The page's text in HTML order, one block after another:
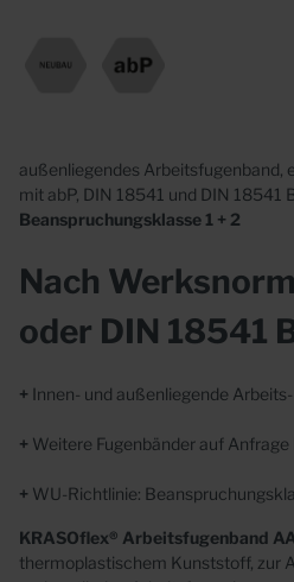
außenliegendes Arbeitsfugenband,
mit abP, DIN 18541 und DIN 18541
Beanspruchungsklasse 1 + 2
Nach
oder DIN 18541
+ Innen- und außenliegende
+ Weitere Fugenbänder auf Anfrage
+ WU-Richtlinie:
KRASOflex® Arbeitsfugenband
thermoplastischem Kunststoff, zur